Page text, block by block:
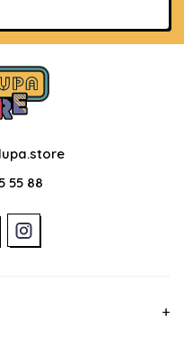
55 88